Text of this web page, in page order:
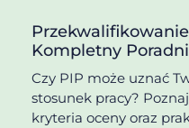
Kompletny
Czy PIP może uznać
stosunek pracy?
kryteria oceny oraz